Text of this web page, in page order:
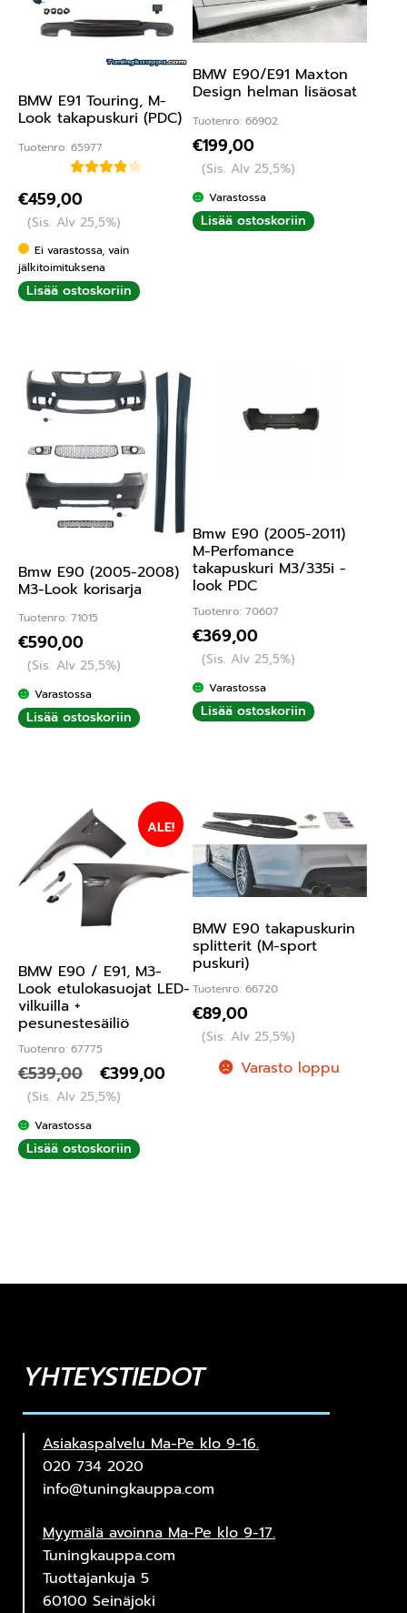
BMW E91 Touring, M-
Look takapuskuri (PDC)
Tuotenro: 65977
tuotteesta:
4.00/ 5
€459,00
(Sis. Alv 25,5%)
Ei varastossa, vain
jälkitoimituksena
Lisää ostoskoriin
BMW E90/E91 Maxton
Design helman lisäosat
Tuotenro: 66902
€199,00
(Sis. Alv 25,5%)
Varastossa
Lisää ostoskoriin
Bmw E90 (2005-2008)
M3-Look korisarja
Tuotenro: 71015
€590,00
(Sis. Alv 25,5%)
Varastossa
Lisää ostoskoriin
Bmw E90 (2005-2011)
M-Perfomance
takapuskuri M3/335i -
look PDC
Tuotenro: 70607
€369,00
(Sis. Alv 25,5%)
Varastossa
Lisää ostoskoriin
BMW E90 / E91, M3-
Look etulokasuojat LED-
vilkuilla +
pesunestesäiliö
Tuotenro: 67775
ALE!
€539,00 €399,00
(Sis. Alv 25,5%)
Varastossa
Lisää ostoskoriin
BMW E90 takapuskurin
splitterit (M-sport
puskuri)
Tuotenro: 66720
€89,00
(Sis. Alv 25,5%)
Varasto loppu
YHTEYSTIEDOT
Asiakaspalvelu Ma-Pe klo 9-16.
020 734 2020
info@tuningkauppa.com
Myymälä avoinna Ma-Pe klo 9-17.
Tuningkauppa.com
Tuottajankuja 5
60100 Seinäjoki